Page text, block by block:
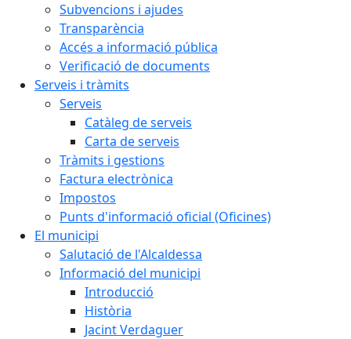
Subvencions i ajudes
Transparència
Accés a informació pública
Verificació de documents
Serveis i tràmits
Serveis
Catàleg de serveis
Carta de serveis
Tràmits i gestions
Factura electrònica
Impostos
Punts d'informació oficial (Oficines)
El municipi
Salutació de l'Alcaldessa
Informació del municipi
Introducció
Història
Jacint Verdaguer